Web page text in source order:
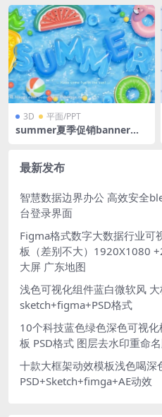
SD格式源文件
3D 平面/PPT
summer夏季促销banner汽
最新发布
智慧数据边界办公 高效安全
台登录界面
Figma格式数字大数据行业可
板（差别不大）1920X1080
大屏 广东地图
浅色可视化组件蓝白微软风
sketch+figma+PSD格式
10个科技蓝色绿色深色可视
板 PSD格式 图层去水印重命
十款大框架动效模板浅色喝
PSD+Sketch+fimga+AE动效